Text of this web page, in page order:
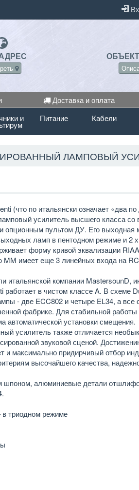
Доставка и оплата
и Питание Кабели
ЛАМПОВЫЙ
(что по итальянски означает «два
усилитель высшего класса со
опционным пультом ДУ. Его выходная
ламп в пентодном режиме и 2
форму кривой эквализации
MM имеет еще 3 линейных входа на
итальянской компании MastersounD,
работает в чистом классе A. В схеме
- две ECC802 и четыре EL34, а все
фабрике. Для стабильной
автоматической установки смещения.
усилитель также отличается
звуковой сценой.
и максимально придирчивый отбор
высочайшего качества,
шпоном, алюминиевые детали
триодном режиме